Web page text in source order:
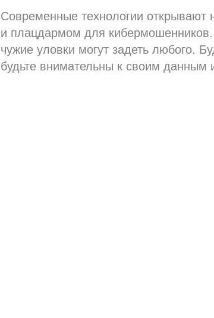
Современные технологии открывают
и плацдармом для кибермошенников.
чужие уловки могут задеть любого.
будьте внимательны к своим данным